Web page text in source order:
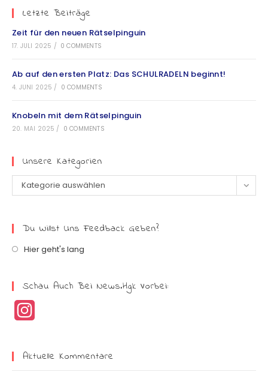
Letzte Beiträge
Zeit für den neuen Rätselpinguin
17. JULI 2025 / 0 COMMENTS
Ab auf den ersten Platz: Das SCHULRADELN beginnt!
4. JUNI 2025 / 0 COMMENTS
Knobeln mit dem Rätselpinguin
20. MAI 2025 / 0 COMMENTS
Unsere Kategorien
Kategorie auswählen
Du Willst Uns Feedback Geben?
Hier geht's lang
Schau Auch Bei News.hgk Vorbei:
Aktuelle Kommentare